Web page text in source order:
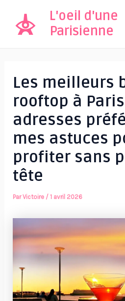
contenu
L'oeil d'une
Parisienne
Les meilleurs
rooftop à
adresses
mes astuces
profiter sans
tête
ParVictoire /1 avril 2026